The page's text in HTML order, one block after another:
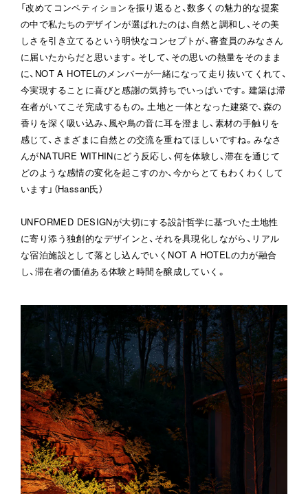
「改めてコンペティションを振り返ると、数多くの魅力的な提案
の中で私たちのデザインが選ばれたのは、自然と調和し、その美
しさを引き立てるという明快なコンセプトが、審査員のみなさん
に届いたからだと思います。そして、その思いの熱量をそのまま
に、NOT A HOTELのメンバーが一緒になって走り抜いてくれて、
今実現することに喜びと感謝の気持ちでいっぱいです。建築は滞
在者がいてこそ完成するもの。土地と一体となった建築で、森の
香りを深く吸い込み、風や鳥の音に耳を澄まし、素材の手触りを
感じて、さまざまに自然との交流を重ねてほしいですね。みなさ
んがNATURE WITHINにどう反応し、何を体験し、滞在を通じて
どのような感情の変化を起こすのか、今からとてもわくわくして
います」（Hassan氏）
UNFORMED DESIGNが大切にする設計哲学に基づいた土地性
に寄り添う独創的なデザインと、それを具現化しながら、リアル
な宿泊施設として落とし込んでいくNOT A HOTELの力が融合
し、滞在者の価値ある体験と時間を醸成していく。